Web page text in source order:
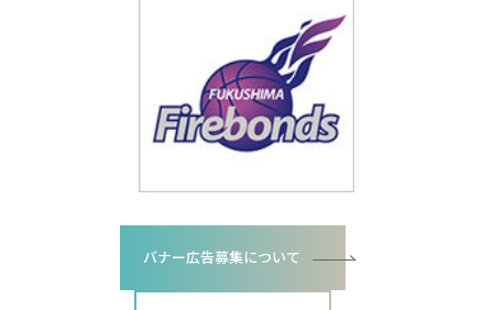
バナー広告募集について